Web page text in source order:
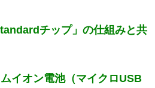
チップ」の仕組みと共
イオン電池（マイクロUSB